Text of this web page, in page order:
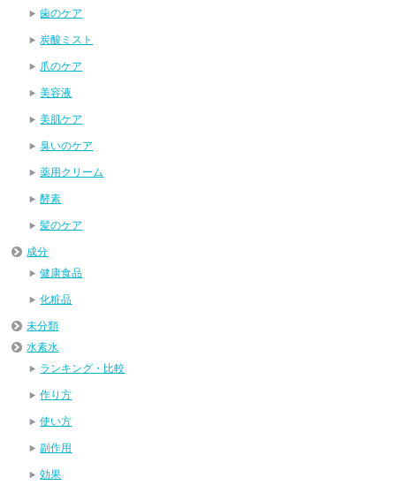
歯のケア
炭酸ミスト
爪のケア
美容液
美肌ケア
臭いのケア
薬用クリーム
酵素
髪のケア
成分
健康食品
化粧品
未分類
水素水
ランキング・比較
作り方
使い方
副作用
効果